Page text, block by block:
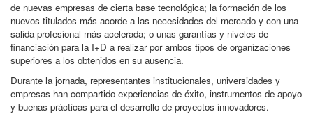
de nuevas empresas de cierta base tecnológica; la formación de los
nuevos titulados más acorde a las necesidades del mercado y con una
salida profesional más acelerada; o unas garantías y niveles de
financiación para la I+D a realizar por ambos tipos de organizaciones
superiores a los obtenidos en su ausencia.
Durante la jornada, representantes institucionales, universidades y
empresas han compartido experiencias de éxito, instrumentos de apoyo
y buenas prácticas para el desarrollo de proyectos innovadores.